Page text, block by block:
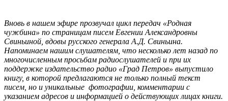
Вновь в нашем эфире прозвучал цикл передач «Родная
чужбина» по страницам писем Евгении Александровны
Свиньиной, вдовы русского генерала А.Д. Свиньина.
Напоминаем нашим слушателям, что несколько лет назад по
многочисленным просьбам радиослушателей и при их
поддержке издательство радио «Град Петров» выпустило
книгу, в которой предлагаются не только полный текст
писем, но и уникальные фотографии, комментарии с
указанием адресов и информацией о действующих лицах книги.